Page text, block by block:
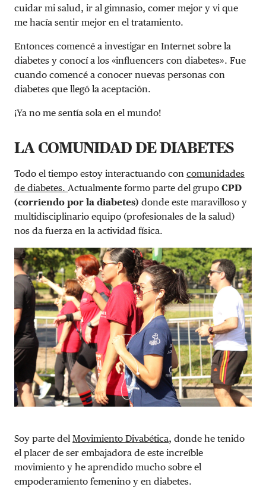
cuidar mi salud, ir al gimnasio, comer mejor y vi que
me hacía sentir mejor en el tratamiento.
Entonces comencé a investigar en Internet sobre la
diabetes y conocí a los «influencers con diabetes». Fue
cuando comencé a conocer nuevas personas con
diabetes que llegó la aceptación.
¡Ya no me sentía sola en el mundo!
LA COMUNIDAD DE DIABETES
Todo el tiempo estoy interactuando con comunidades
de diabetes. Actualmente formo parte del grupo CPD
(corriendo por la diabetes) donde este maravilloso y
multidisciplinario equipo (profesionales de la salud)
nos da fuerza en la actividad física.
Soy parte del Movimiento Divabética, donde he tenido
el placer de ser embajadora de este increíble
movimiento y he aprendido mucho sobre el
empoderamiento femenino y en diabetes.